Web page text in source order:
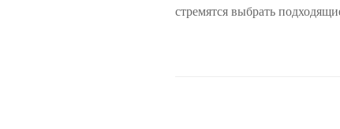
стремятся выбрать